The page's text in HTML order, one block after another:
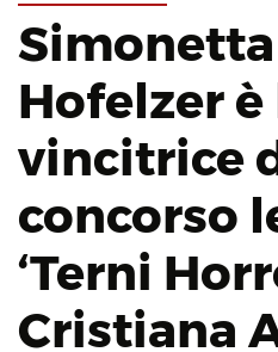
Simonetta
Hofelzer è
vincitrice
concorso
‘Terni
Cristiana